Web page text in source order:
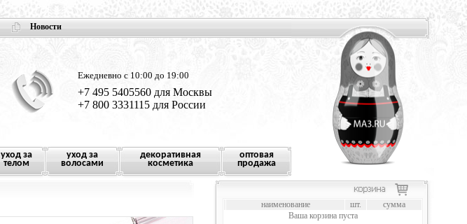
Новости
Ежедневно с 10:00 до 19:00
+7 495 5405560 для Москвы
+7 800 3331115 для России
уход за
телом
уход за
волосами
декоративная
косметика
оптовая
продажа
наименование шт.
сумма
Ваша корзина пуста